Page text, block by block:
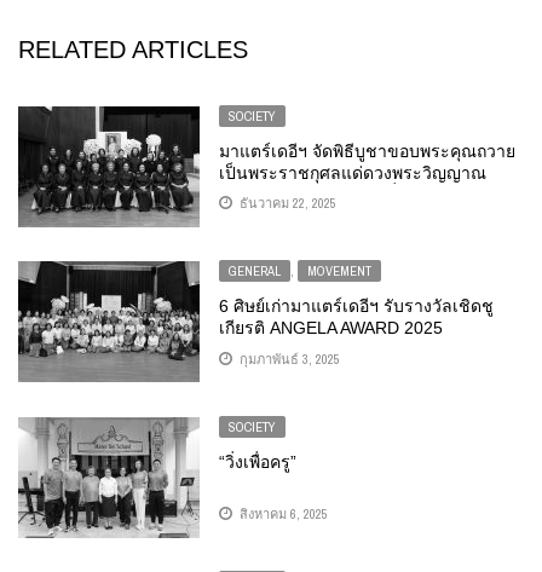
RELATED ARTICLES
SOCIETY
มาแตร์เดอีฯ จัดพิธีบูชาขอบพระคุณถวาย
เป็นพระราชกุศลแด่ดวงพระวิญญาณ
สมเด็จพระนางเจ้าสิริกิติ์ พระบรม
ราชินีนาถ พระบรมราชชนนีพันปีหลวง
ธันวาคม 22, 2025
GENERAL , MOVEMENT
6 ศิษย์เก่ามาแตร์เดอีฯ รับรางวัลเชิดชู
เกียรติ ANGELA AWARD 2025
กุมภาพันธ์ 3, 2025
SOCIETY
“วิ่งเพื่อครู”
สิงหาคม 6, 2025